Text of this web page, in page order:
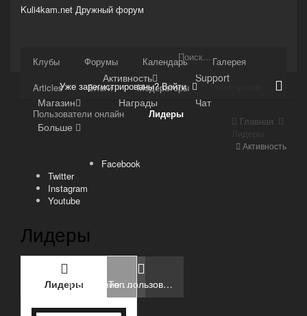
Kuli4kam.net Дружный форум
Сайт
Клубы Форумы Календарь
Галерея
Articles
Блоги
Модераторы
Пользователи онлайн
Лидеры
Активность
Support
Магазин
Награды
Чат
Больше
Уже зарегистрированы? Войти Регистрация
Активность
Главная
Facebook
Twitter
Instagram
Youtube
Лидеры
Лидеры Последние лидеры Топ пользователей